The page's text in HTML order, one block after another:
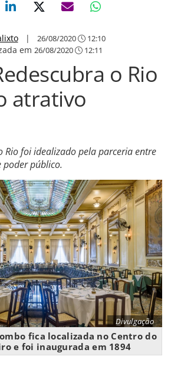
| 26/08/2020 12:10
em 26/08/2020 12:11
o Rio
atrativo
Rio foi idealizado pela parceria entre
poder público.
Divulgação
fica localizada no Centro do
e foi inaugurada em 1894